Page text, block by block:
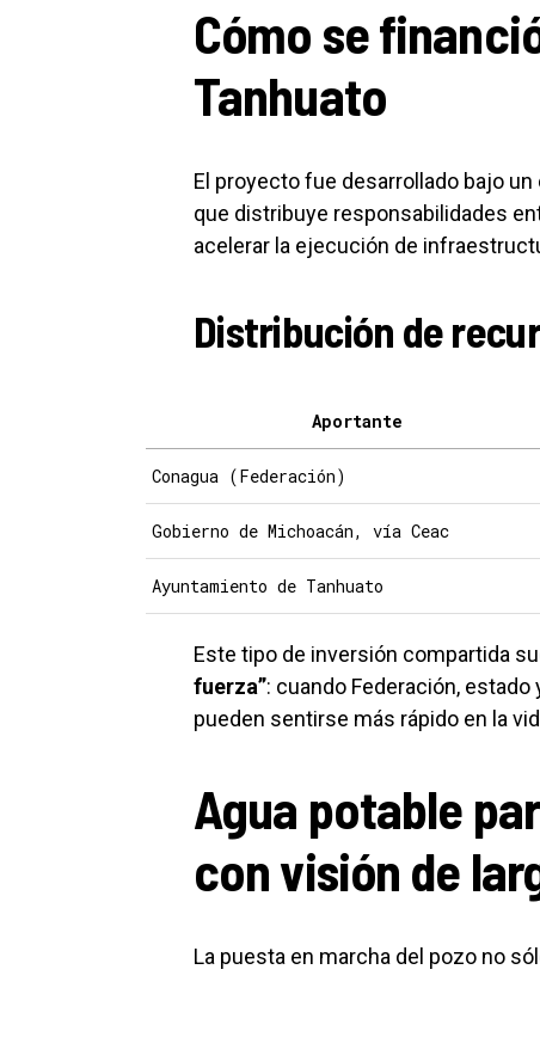
Cómo se
Tanhuato
El proyecto fue desarrollado bajo
que distribuye responsabilidades
acelerar la ejecución de
Distribución de
Aportante
Conagua (Federación)
Gobierno de Michoacán, vía Ceac
Ayuntamiento de Tanhuato
Este tipo de inversión compartida
fuerza”: cuando Federación,
pueden sentirse más rápido en la
Agua potable
con visión de
La puesta en marcha del pozo no